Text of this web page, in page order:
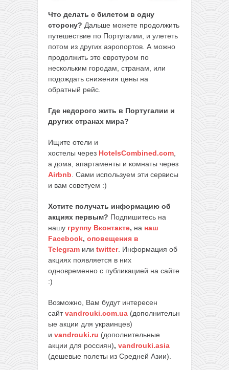
Что делать с билетом в одну
сторону? Дальше можете продолжить
путешествие по Португалии, и улететь
потом из других аэропортов. А можно
продолжить это евротуром по
нескольким городам, странам, или
подождать снижения цены на
обратный рейс.
Где недорого жить в Португалии и
других странах мира?
Ищите отели и
хостелы через HotelsCombined.com
а дома, апартаменты и комнаты через
Airbnb . Сами используем эти сервисы
и вам советуем :)
Хотите получать информацию об
акциях первым? Подпишитесь на
нашу группу Вконтакте, на наш
Facebook, оповещения в
Telegram или twitter. Информация об
акциях появляется в них
одновременно с публикацией на сайте
:)
Возможно, Вам будут интересен
сайтvandrouki.com.ua (дополнительн
ые акции для украинцев)
и vandrouki.ru (дополнительные
акции для россиян), vandrouki.asia
(дешевые полеты из Средней Азии).